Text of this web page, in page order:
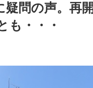
問の声。再
も・・・